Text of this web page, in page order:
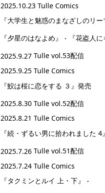
2025.10.23 Tulle Comics
『大学生と魅惑のまなざしのリー
『夕星のはなよめ』
・ 『花盗人に
2025.9.27 Tulle vol.53配信
2025.9.25 Tulle Comics
『鮫は桜に恋をする ３』 発売
2025.8.30 Tulle vol.52配信
2025.8.21 Tulle Comics
『続・ずるい男に拾われました 4』
2025.7.26 Tulle vol.51配信
2025.7.24 Tulle Comics
『タクミンとルイ 上・下』
・